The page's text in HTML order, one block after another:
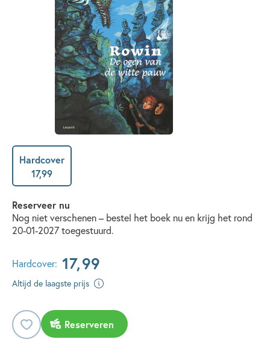
Hardcover
17,99
Reserveer nu
Nog niet verschenen – bestel het boek nu en krijg het rond
20-01-2027 toegestuurd.
Hardcover: 17,99
Altijd de laagste prijs
Reserveren